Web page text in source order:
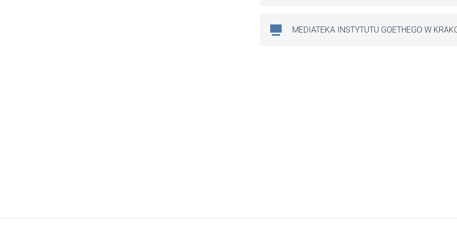
MEDIATEKA INSTYTUTU GOETHEGO W